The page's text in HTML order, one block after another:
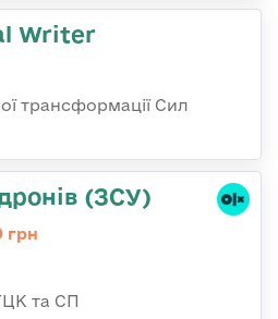
Writer
трансформації Сил
(ЗСУ)
грн
та СП